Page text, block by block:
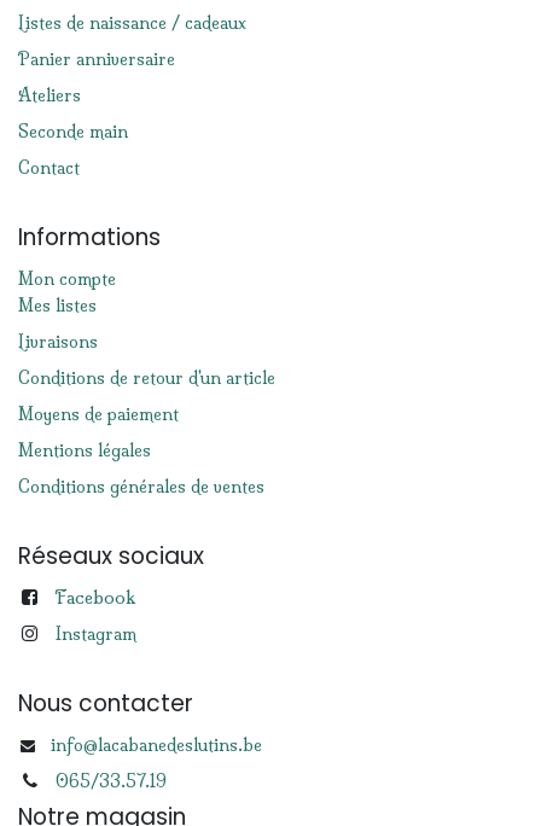
Listes de naissance / cadeaux
Panier anniversaire
Ateliers
Seconde main
Contact
Informations
Mon compte
Mes listes
Livraisons
Conditions de retour d'un article
Moyens de paiement
Mentions légales
Conditions générales de ventes
Réseaux sociaux
Facebook
Instagram
Nous contacter
info@lacabanedeslutins.be
065/33.57.19
Notre magasin